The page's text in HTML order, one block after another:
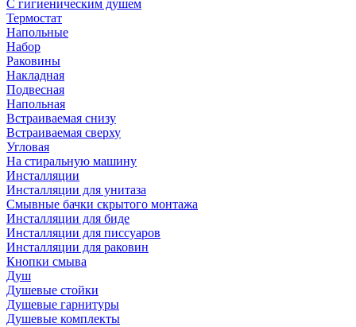
С гигиеническим душем
Термостат
Напольные
Набор
Раковины
Накладная
Подвесная
Напольная
Встраиваемая снизу
Встраиваемая сверху
Угловая
На стиральную машину
Инсталляции
Инсталляции для унитаза
Смывные бачки скрытого монтажа
Инсталляции для биде
Инсталляции для писсуаров
Инсталляции для раковин
Кнопки смыва
Душ
Душевые стойки
Душевые гарнитуры
Душевые комплекты